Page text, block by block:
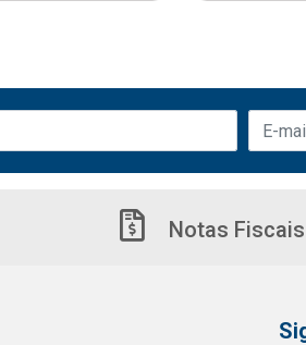
Notas Fiscais